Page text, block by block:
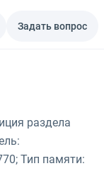
Задать вопрос
раздела
Тип памяти: